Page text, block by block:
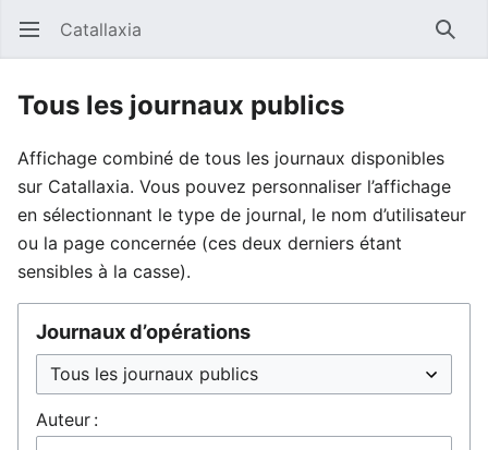
Ouvrir le menu principal Catallaxia
Tous les journaux publics
Affichage combiné de tous les journaux disponibles
sur Catallaxia. Vous pouvez personnaliser l’affichage
en sélectionnant le type de journal, le nom d’utilisateur
ou la page concernée (ces deux derniers étant
sensibles à la casse).
Journaux d’opérations
Auteur :